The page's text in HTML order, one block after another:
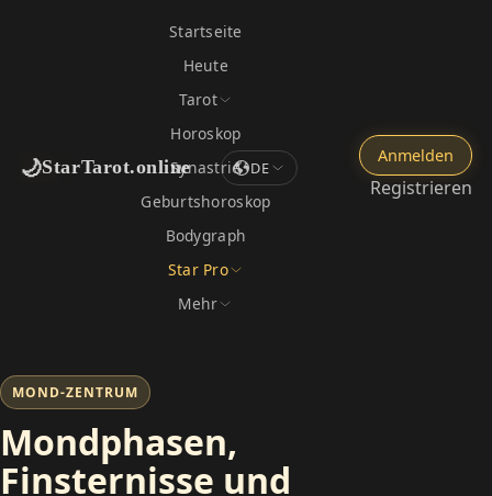
🌙StarTarot.online
Startseite
Heute
Tarot
Horoskop
Synastrie
Geburtshoroskop
Bodygraph
Star Pro
Mehr
DE
Anmelden
Registrieren
MOND-ZENTRUM
Mondphasen,
Finsternisse und